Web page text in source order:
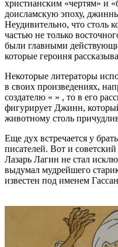
христианским «чертям» и
доисламскую эпоху,
Неудивительно, что столь
частью не только
были главными
которые героиня
Некоторые литераторы
в своих произведениях,
создателю « » , то в его
фигурирует Джинн,
животному столь
Еще дух встречается у
писателей. Вот и
Лазарь Лагин не стал
выдумал мудрейшего
известен под именем